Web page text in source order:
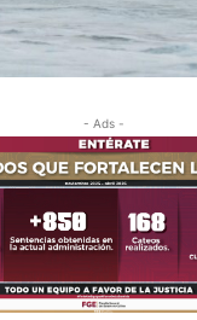
- Ads -